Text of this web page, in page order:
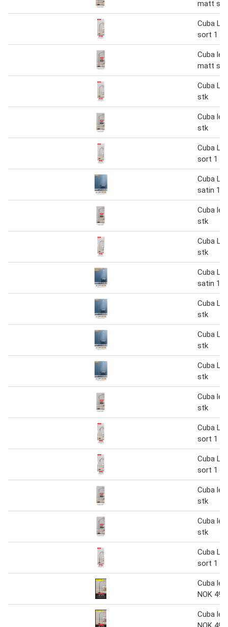
matt
Cuba
sort 1
Cuba
matt
Cuba
stk
Cuba
stk
Cuba
sort 1
Cuba
satin 1
Cuba
stk
Cuba
stk
Cuba
satin 1
Cuba
stk
Cuba
stk
Cuba
stk
Cuba
stk
Cuba
sort 1
Cuba
sort 1
Cuba
stk
Cuba
stk
Cuba
sort 1
Cuba
NOK 499
Cuba